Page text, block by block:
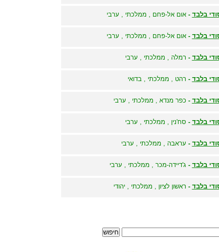
בלבד -אום אל-פחם , ממלכתי , ערבי
בלבד -אום אל-פחם , ממלכתי , ערבי
בלבד - רמלה , ממלכתי , ערבי
בלבד - רהט , ממלכתי , בדואי
בלבד - כפר מנדא , ממלכתי , ערבי
בלבד - סח'נין , ממלכתי , ערבי
בלבד - עראבה , ממלכתי , ערבי
בלבד - ג'דיידה-מכר , ממלכתי , ערבי
בלבד - ראשון לציון , ממלכתי , יהודי